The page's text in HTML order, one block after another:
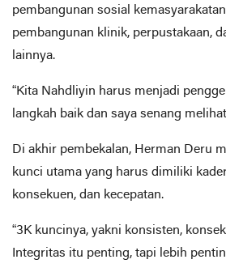
pembangunan sosial
pembangunan klinik, perpustakaan,
lainnya.
“Kita Nahdliyin harus menjadi
langkah baik dan saya senang
Di akhir pembekalan, Herman Deru
kunci utama yang harus dimiliki
konsekuen, dan kecepatan.
“3K kuncinya, yakni konsisten,
Integritas itu penting, tapi lebih